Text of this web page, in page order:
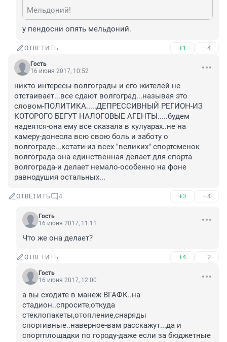
Мельдоний!
у пендосни опять мельдоний.
ОТВЕТИТЬ +1 –4
Гость
16 июня 2017, 10:52
никто интересы волгограды и его жителей не
отстаивает...все сдают волгоград...называя это
словом-ПОЛИТИКА.....ДЕПРЕССИВНЫЙ РЕГИОН-ИЗ
КОТОРОГО БЕГУТ НАЛОГОВЫЕ АГЕНТЫ.....будем
надеятся-она ему все сказала в кулуарах..не на
камеру-донесла всю свою боль и заботу о
волгограде...кстати-из всех "великих" спортсменок
волгограда она единственная делает для спорта
волгограда-и делает немало-особенно на фоне
равнодушия остальных...
ОТВЕТИТЬ 4 +3 –4
Гость
16 июня 2017, 11:11
Что же она делает?
ОТВЕТИТЬ +4 –2
Гость
16 июня 2017, 12:00
а вы сходите в манеж ВГАФК..на
стадион..спросите,откуда
стеклопакеты,отопление,снаряды
спортивные..наверное-вам расскажут...да и
спортплощадки по городу-даже если за бюджетные